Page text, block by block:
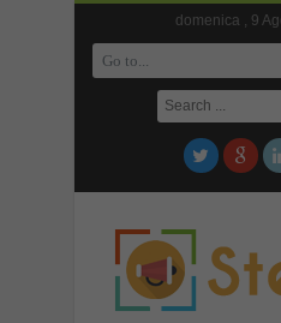
domenica , 9